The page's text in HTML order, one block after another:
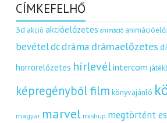
CÍMKEFELHŐ
3d akció akcióelőzetes animáció
bevételdcdráma drámaelőzetes
horrorelőzetes hírlevélintercom
képregényből film könyvajánló
magyar marvel mashup megtörtént